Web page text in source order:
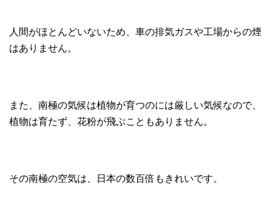
人間がほとんどいないため、車の排気ガスや工場からの煙
はありません。
また、南極の気候は植物が育つのには厳しい気候なので、
植物は育たず、花粉が飛ぶこともありません。
その南極の空気は、日本の数百倍もきれいです。